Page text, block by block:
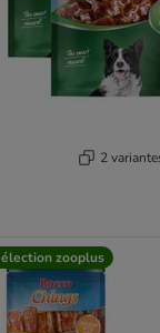
2
zooplus